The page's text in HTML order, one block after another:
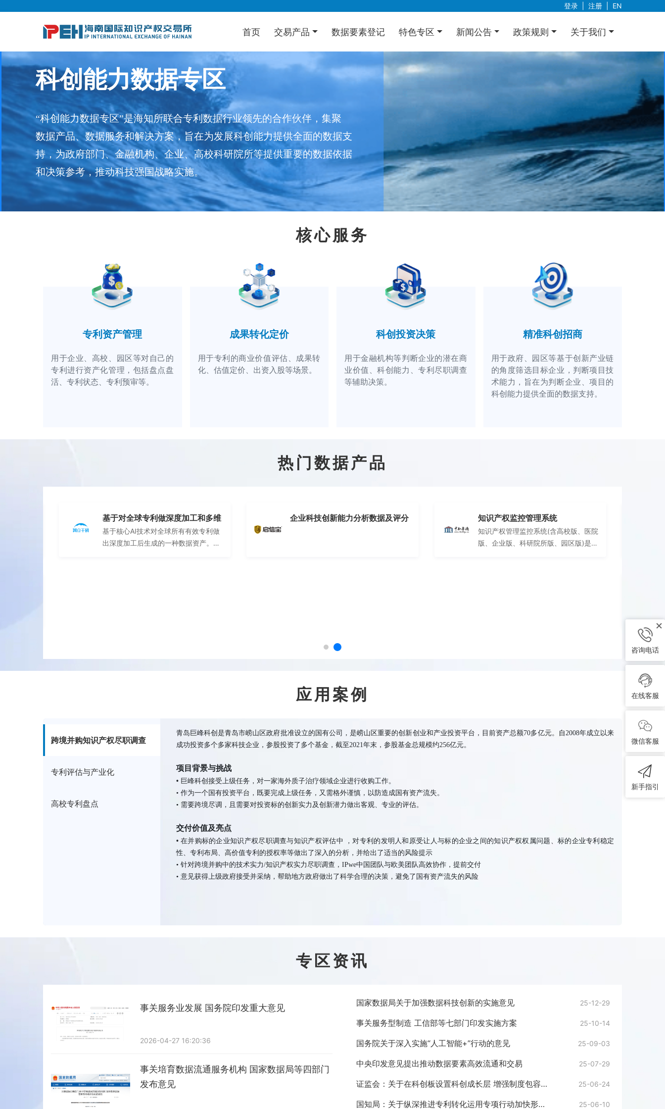
登录 注册 EN
首页 交易产品 数据要素登记 特色专区 新闻公告 政策规则 关于我们
咨询电话
在线客服
微信客服
新手指引
科创能力数据专区
“科创能力数据专区”是海知所联合专利数据行业领先的合作伙伴，集聚
数据产品、数据服务和解决方案，旨在为发展科创能力提供全面的数据支
持，为政府部门、金融机构、企业、高校科研院所等提供重要的数据依据
和决策参考，推动科技强国战略实施。
核心服务
专利资产管理
用于企业、高校、园区等对自己的
专利进行资产化管理，包括盘点盘
活、专利状态、专利预审等。
成果转化定价
用于专利的商业价值评估、成果转
化、估值定价、出资入股等场景。
科创投资决策
用于金融机构等判断企业的潜在商
业价值、科创能力、专利尽职调查
等辅助决策。
精准科创招商
用于政府、园区等基于创新产业链
的角度筛选目标企业，判断项目技
术能力，旨在为判断企业、项目的
科创能力提供全面的数据支持。
热门数据产品
人企业
基于对全球专利做深度加工和多维
度评估的专利数据报告
基于核心AI技术对全球所有有效专利做
出深度加工后生成的一种数据资产。它
组合评估报告》等。
企业科技创新能力分析数据及评分
知识产权监控管理系统
知识产权管理监控系统(含高校版、医院
版、企业版、科研院所版、园区版)是中
应用案例
跨境并购知识产权尽职调查
专利评估与产业化
高校专利盘点
青岛巨峰科创是青岛市崂山区政府批准设立的国有公司，是崂山区重要的创新创业和产业投资平台，目前资产总额70多亿元。自2008年成立以来
成功投资多个多家科技企业，参股投资了多个基金，截至2021年末，参股基金总规模约256亿元。
项目背景与挑战
• 巨峰科创接受上级任务，对一家海外质子治疗领域企业进行收购工作。
• 作为一个国有投资平台，既要完成上级任务，又需格外谨慎，以防造成国有资产流失。
• 需要跨境尽调，且需要对投资标的创新实力及创新潜力做出客观、专业的评估。
交付价值及亮点
• 在并购标的企业知识产权尽职调查与知识产权评估中 ，对专利的发明人和原受让人与标的企业之间的知识产权权属问题、标的企业专利稳定
性、专利布局、高价值专利的授权率等做出了深入的分析，并给出了适当的风险提示
• 针对跨境并购中的技术实力/知识产权实力尽职调查，IPwe中国团队与欧美团队高效协作，提前交付
• 意见获得上级政府接受并采纳，帮助地方政府做出了科学合理的决策，避免了国有资产流失的风险
专区资讯
事关服务业发展 国务院印发重大意见
2026-04-27 16:20:36
事关培育数据流通服务机构 国家数据局等四部门
发布意见
国家数据局关于加强数据科技创新的实施意见 25-12-29
事关服务型制造 工信部等七部门印发实施方案 25-10-14
国务院关于深入实施“人工智能+”行动的意见 25-09-03
中央印发意见提出推动数据要素高效流通和交易 25-07-29
证监会：关于在科创板设置科创成长层 增强制度包容性适应性的意见 25-06-24
国知局：关于纵深推进专利转化运用专项行动加快形成长效机制的通知 25-06-10